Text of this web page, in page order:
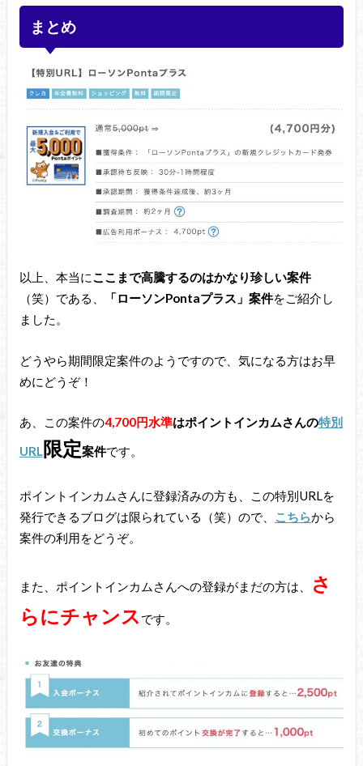
まとめ
以上、本当にここまで高騰するのはかなり珍しい案件
（笑）である、
「ローソンPontaプラス」案件をご紹介し
ました。
どうやら期間限定案件のようですので、気になる方はお早
めにどうぞ！
あ、この案件の4,700円水準はポイントインカムさんの特別
URL限定案件です。
ポイントインカムさんに登録済みの方も、この特別URLを
発行できるブログは限られている（笑）ので、 こちらから
案件の利用をどうぞ。
また、ポイントインカムさんへの登録がまだの方は、
さ
らにチャンス です。